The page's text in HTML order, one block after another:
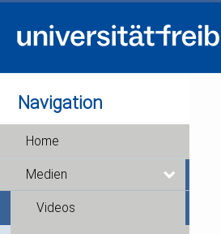
Navigation
Home
Medien
Videos